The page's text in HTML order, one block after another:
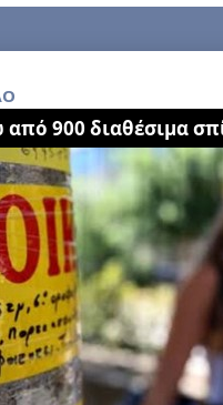
900 διαθέσιμα